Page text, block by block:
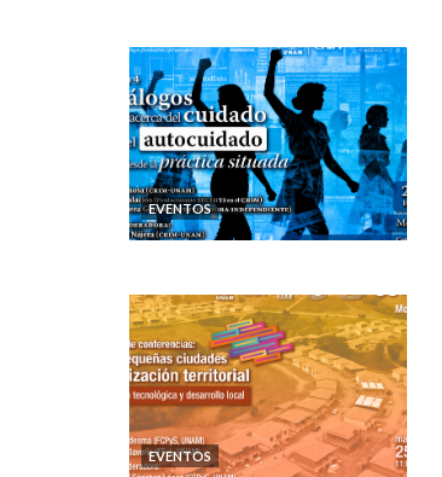
EVENTOS
EVENTOS